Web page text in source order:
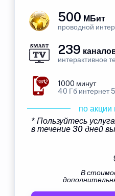
500 МБит
проводной
239
интерактивное
1000 минут
40 Гб интернет
по акции
* Пользуйтесь
в течение 30 дней
В